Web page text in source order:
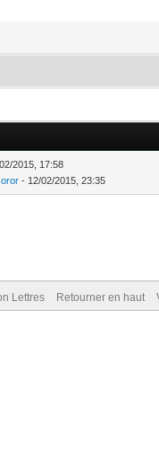
2015, 17:58
- 12/02/2015, 23:35
Lettres Retourner en haut